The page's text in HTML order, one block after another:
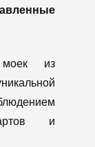
моек из
и